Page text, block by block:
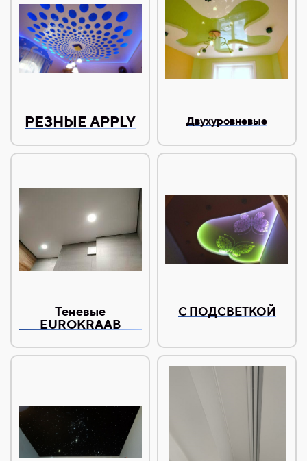
РЕЗНЫЕ APPLY Двухуровневые
Теневые
EUROKRAAB
С ПОДСВЕТКОЙ